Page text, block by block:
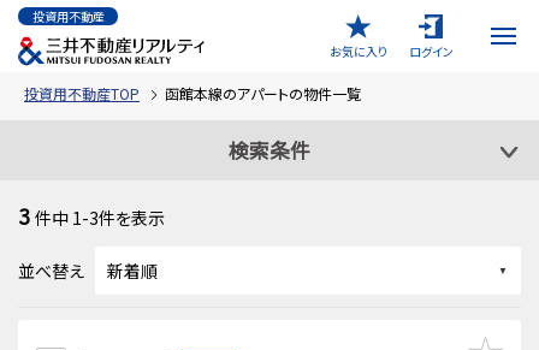
投資用不動産
お気に入り
ログイン
投資用不動産TOP 函館本線のアパートの物件一覧
検索条件
3 件中 1-3件を表示
並べ替え